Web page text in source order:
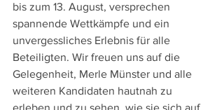
bis zum 13. August, versprechen
spannende Wettkämpfe und ein
unvergessliches Erlebnis für alle
Beteiligten. Wir freuen uns auf die
Gelegenheit, Merle Münster und alle
weiteren Kandidaten hautnah zu
erleben und zu sehen, wie sie sich auf